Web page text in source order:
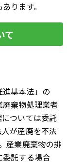
ります。
て
基本法」の
棄物処理業者
ついては委託
が産廃を不法
産業廃棄物の排
託する場合